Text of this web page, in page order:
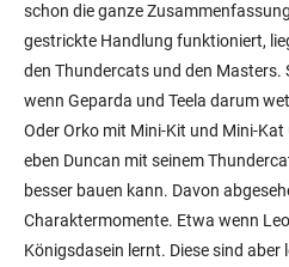
schon die ganze
gestrickte Handlung funktioniert,
den Thundercats und den Masters.
wenn Geparda und Teela darum
Oder Orko mit Mini-Kit und Mini-
eben Duncan mit seinem
besser bauen kann. Davon
Charaktermomente. Etwa wenn
Königsdasein lernt. Diese sind aber